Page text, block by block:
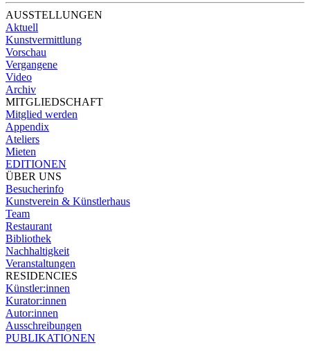
AUSSTELLUNGEN
Aktuell
Kunstvermittlung
Vorschau
Vergangene
Video
Archiv
MITGLIEDSCHAFT
Mitglied werden
Appendix
Ateliers
Mieten
EDITIONEN
ÜBER UNS
Besucherinfo
Kunstverein & Künstlerhaus
Team
Restaurant
Bibliothek
Nachhaltigkeit
Veranstaltungen
RESIDENCIES
Künstler:innen
Kurator:innen
Autor:innen
Ausschreibungen
PUBLIKATIONEN